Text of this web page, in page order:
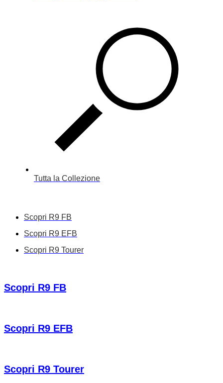
Tutta la Collezione
Scopri R9 FB
Scopri R9 EFB
Scopri R9 Tourer
Scopri R9 FB
Scopri R9 EFB
Scopri R9 Tourer